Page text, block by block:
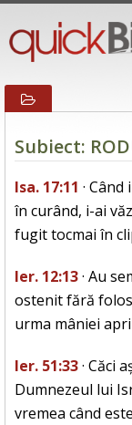
Subiect:
Isa. 17:11 ·
în curând, i-ai
fugit tocmai în
Ier. 12:13· Au
ostenit fără
urma mâniei
Ier. 51:33· Căci
Dumnezeul lui
vremea când